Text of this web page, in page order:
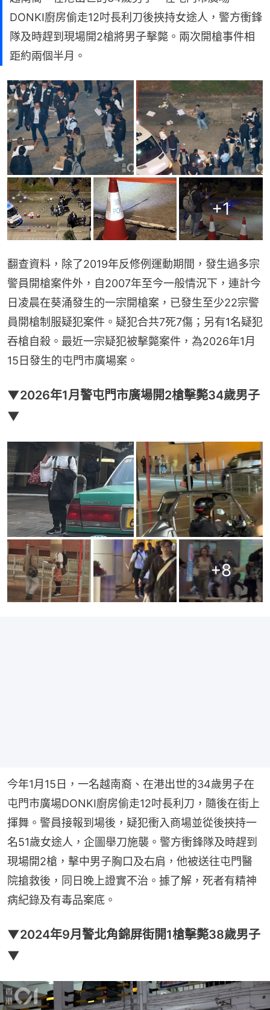
DONKI廚房偷走12吋長利刀後挾持女途人，警方衝鋒
隊及時趕到現場開2槍將男子擊斃。兩次開槍事件相
距約兩個半月。
+1
翻查資料，除了2019年反修例運動期間，發生過多宗
警員開槍案件外，自2007年至今一般情況下，連計今
日凌晨在葵涌發生的一宗開槍案，已發生至少22宗警
員開槍制服疑犯案件。疑犯合共7死7傷；另有1名疑犯
吞槍自殺。最近一宗疑犯被擊斃案件，為2026年1月
15日發生的屯門市廣場案。
▼2026年1月警屯門市廣場開2槍擊斃34歲男子
▼
+8
今年1月15日，一名越南裔、在港出世的34歲男子在
屯門市廣場DONKI廚房偷走12吋長利刀，隨後在街上
揮舞。警員接報到場後，疑犯衝入商場並從後挾持一
名51歲女途人，企圖舉刀施襲。警方衝鋒隊及時趕到
現場開2槍，擊中男子胸口及右肩，他被送往屯門醫
院搶救後，同日晚上證實不治。據了解，死者有精神
病紀錄及有毒品案底。
▼2024年9月警北角錦屏街開1槍擊斃38歲男子
▼